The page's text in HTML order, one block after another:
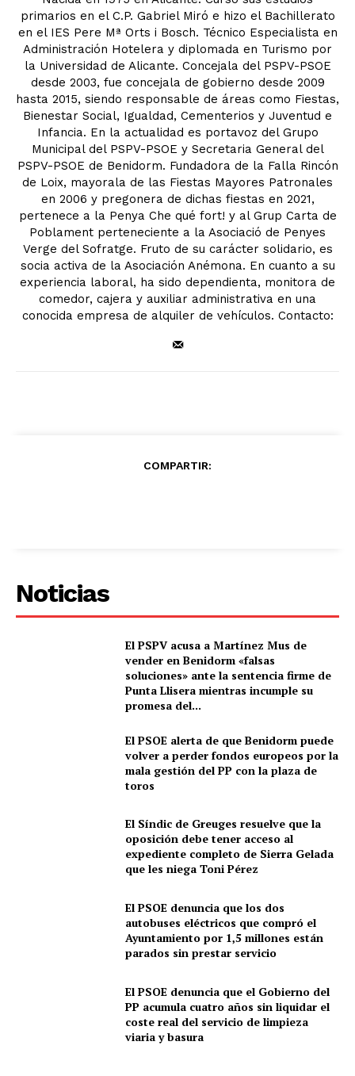
primarios en el C.P. Gabriel Miró e hizo el Bachillerato
en el IES Pere Mª Orts i Bosch. Técnico Especialista en
Administración Hotelera y diplomada en Turismo por
la Universidad de Alicante. Concejala del PSPV-PSOE
desde 2003, fue concejala de gobierno desde 2009
hasta 2015, siendo responsable de áreas como Fiestas,
Bienestar Social, Igualdad, Cementerios y Juventud e
Infancia. En la actualidad es portavoz del Grupo
Municipal del PSPV-PSOE y Secretaria General del
PSPV-PSOE de Benidorm. Fundadora de la Falla Rincón
de Loix, mayorala de las Fiestas Mayores Patronales
en 2006 y pregonera de dichas fiestas en 2021,
pertenece a la Penya Che qué fort! y al Grup Carta de
Poblament perteneciente a la Asociació de Penyes
Verge del Sofratge. Fruto de su carácter solidario, es
socia activa de la Asociación Anémona. En cuanto a su
experiencia laboral, ha sido dependienta, monitora de
comedor, cajera y auxiliar administrativa en una
conocida empresa de alquiler de vehículos. Contacto:
COMPARTIR:
Noticias
El PSPV acusa a Martínez Mus de
vender en Benidorm «falsas
soluciones» ante la sentencia firme de
Punta Llisera mientras incumple su
promesa del...
El PSOE alerta de que Benidorm puede
volver a perder fondos europeos por la
mala gestión del PP con la plaza de
toros
El Síndic de Greuges resuelve que la
oposición debe tener acceso al
expediente completo de Sierra Gelada
que les niega Toni Pérez
El PSOE denuncia que los dos
autobuses eléctricos que compró el
Ayuntamiento por 1,5 millones están
parados sin prestar servicio
El PSOE denuncia que el Gobierno del
PP acumula cuatro años sin liquidar el
coste real del servicio de limpieza
viaria y basura